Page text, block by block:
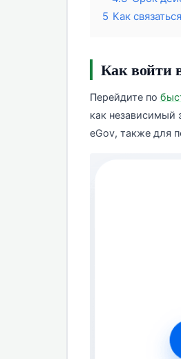
5 Как
Как войти
Перейдите по
как независимый
eGov, также для